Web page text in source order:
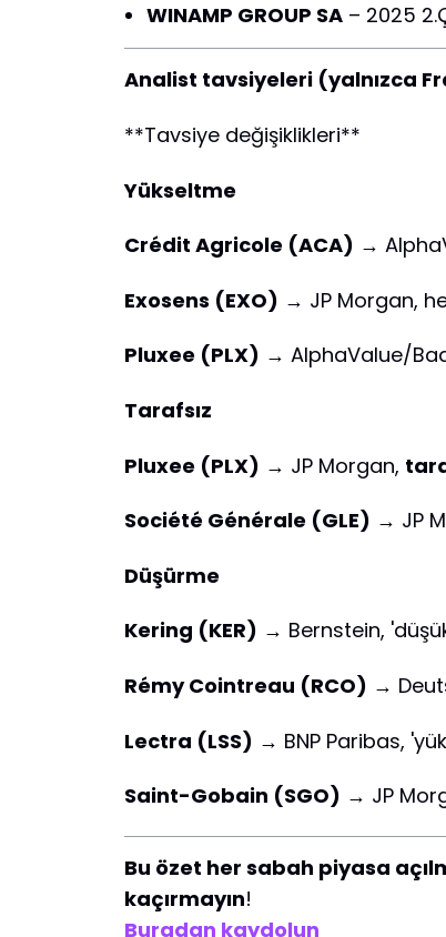
WINAMP GROUP SA – 2025
Analist tavsiyeleri (yalnızca
**Tavsiye değişiklikleri**
Yükseltme
Crédit Agricole (ACA) →
Exosens (EXO) → JP Morgan,
Pluxee (PLX) → AlphaValue/
Tarafsız
Pluxee (PLX) → JP Morgan,
Société Générale (GLE) → JP
Düşürme
Kering (KER) → Bernstein,
Rémy Cointreau (RCO) →
Lectra (LSS) → BNP Paribas,
Saint-Gobain (SGO) → JP
Bu özet her sabah piyasa
kaçırmayın!
Buradan kaydolun